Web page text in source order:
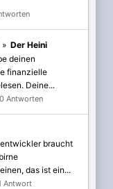
» Der Heini
deinen
finanzielle
Deine...
0 Antworten
braucht
das ist ein...
Antwort